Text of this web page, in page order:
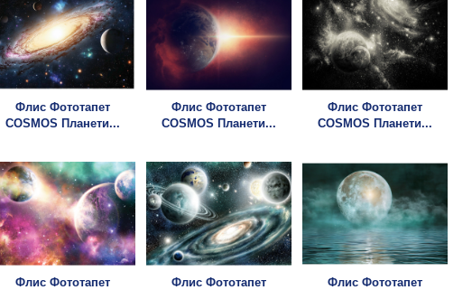
Флис Фототапет
COSMOS Планети...
Флис Фототапет
COSMOS Планети...
Флис Фототапет
COSMOS Планети...
Флис Фототапет
Флис Фототапет
Флис Фототапет